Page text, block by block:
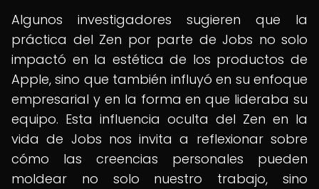
Algunos investigadores sugieren que la
práctica del Zen por parte de Jobs no solo
impactó en la estética de los productos de
Apple, sino que también influyó en su enfoque
empresarial y en la forma en que lideraba su
equipo. Esta influencia oculta del Zen en la
vida de Jobs nos invita a reflexionar sobre
cómo las creencias personales pueden
moldear no solo nuestro trabajo, sino